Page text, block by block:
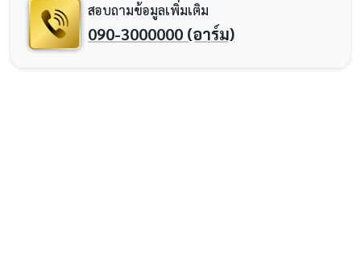
สอบถามข้อมูลเพิ่มเติม
090-3000000 (อาร์ม)